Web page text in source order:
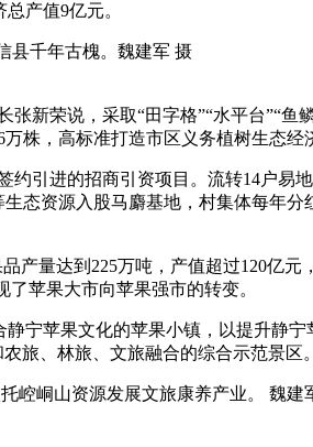
产值9亿元。
荣说，采取“田字格”“水平台”“鱼
株，高标准打造市区义务植树生态经
进的招商引资项目。流转14户易
态资源入股马麝基地，村集体每年
量达到225万吨，产值超过120亿元
苹果大市向苹果强市的转变。
苹果文化的苹果小镇，以提升静宁
旅、林旅、文旅融合的综合示范景区。